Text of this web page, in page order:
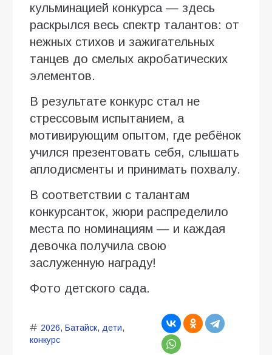
кульминацией конкурса — здесь
раскрылся весь спектр талантов: от
нежных стихов и зажигательных
танцев до смелых акробатических
элементов.
В результате конкурс стал не
стрессовым испытанием, а
мотивирующим опытом, где ребёнок
учился презентовать себя, слышать
аплодисменты и принимать похвалу.
В соответствии с талантам
конкурсанток, жюри распределило
места по номинациям — и каждая
девочка получила свою
заслуженную награду!
Фото детского сада.
2026, Батайск, дети,
конкурс